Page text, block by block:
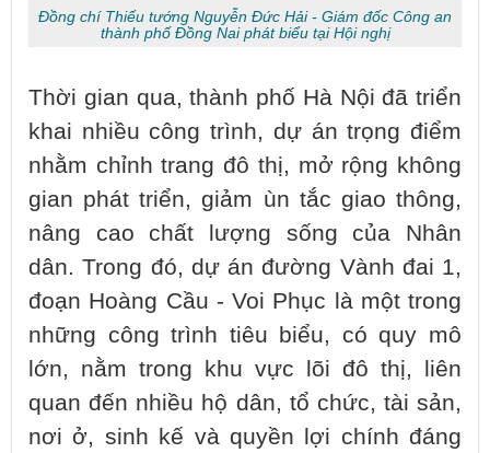
Đồng chí Thiếu tướng Nguyễn Đức Hải - Giám đốc Công an
thành phố Đồng Nai phát biểu tại Hội nghị
Thời gian qua, thành phố Hà Nội đã triển
khai nhiều công trình, dự án trọng điểm
nhằm chỉnh trang đô thị, mở rộng không
gian phát triển, giảm ùn tắc giao thông,
nâng cao chất lượng sống của Nhân
dân. Trong đó, dự án đường Vành đai 1,
đoạn Hoàng Cầu - Voi Phục là một trong
những công trình tiêu biểu, có quy mô
lớn, nằm trong khu vực lõi đô thị, liên
quan đến nhiều hộ dân, tổ chức, tài sản,
nơi ở, sinh kế và quyền lợi chính đáng